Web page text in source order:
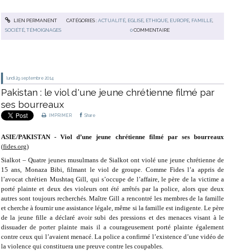
LIEN PERMANENT CATÉGORIES :ACTUALITÉ, EGLISE, ETHIQUE, EUROPE, FAMILLE,
SOCIÉTÉ ,TÉMOIGNAGES 0 COMMENTAIRE
lundi 29 septembre 2014
Pakistan : le viol d'une jeune chrétienne filmé par
ses bourreaux
IMPRIMER Share
ASIE/PAKISTAN - Viol d’une jeune chrétienne filmé par ses bourreaux
(fides.org)
Sialkot – Quatre jeunes musulmans de Sialkot ont violé une jeune chrétienne de
15 ans, Monaza Bibi, filmant le viol de groupe. Comme Fides l’a appris de
l’avocat chrétien Mushtaq Gill, qui s’occupe de l’affaire, le père de la victime a
porté plainte et deux des violeurs ont été arrêtés par la police, alors que deux
autres sont toujours recherchés. Maître Gill a rencontré les membres de la famille
et cherche à fournir une assistance légale, même si la famille est indigente. Le père
de la jeune fille a déclaré avoir subi des pressions et des menaces visant à le
dissuader de porter plainte mais il a courageusement porté plainte également
contre ceux qui l’avaient menacé. La police a confirmé l’existence d’une vidéo de
la violence qui constituera une preuve contre les coupables.